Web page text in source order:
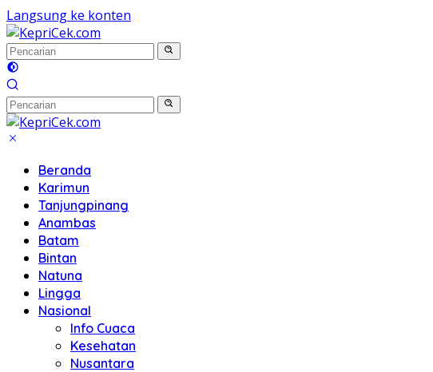
Langsung ke konten
Beranda
Karimun
Tanjungpinang
Anambas
Batam
Bintan
Natuna
Lingga
Nasional
Info Cuaca
Kesehatan
Nusantara